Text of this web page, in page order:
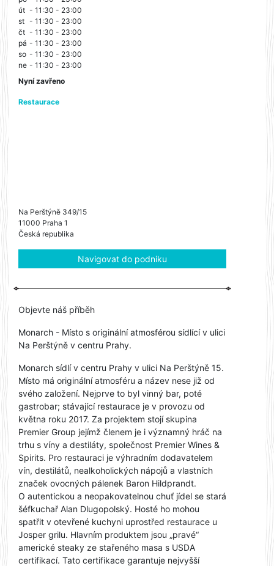
út - 11:30 - 23:00
st - 11:30 - 23:00
čt - 11:30 - 23:00
pá - 11:30 - 23:00
so - 11:30 - 23:00
ne - 11:30 - 23:00
Nyní zavřeno
Restaurace
Na Perštýně 349/15
11000 Praha 1
Česká republika
Navigovat do podniku
Objevte náš příběh
Monarch - Místo s originální atmosférou sídlící v ulici
Na Perštýně v centru Prahy.
Monarch sídlí v centru Prahy v ulici Na Perštýně 15.
Místo má originální atmosféru a název nese již od
svého založení. Nejprve to byl vinný bar, poté
gastrobar; stávající restaurace je v provozu od
května roku 2017. Za projektem stojí skupina
Premier Group jejímž členem je i významný hráč na
trhu s víny a destiláty, společnost Premier Wines &
Spirits. Pro restauraci je výhradním dodavatelem
vín, destilátů, nealkoholických nápojů a vlastních
značek ovocných pálenek Baron Hildprandt.
O autentickou a neopakovatelnou chuť jídel se stará
šéfkuchař Alan Dlugopolský. Hosté ho mohou
spatřit v otevřené kuchyni uprostřed restaurace u
Josper grilu. Hlavním produktem jsou „pravé“
americké steaky ze stařeného masa s USDA
certifikací. Tato certifikace garantuje nejvyšší